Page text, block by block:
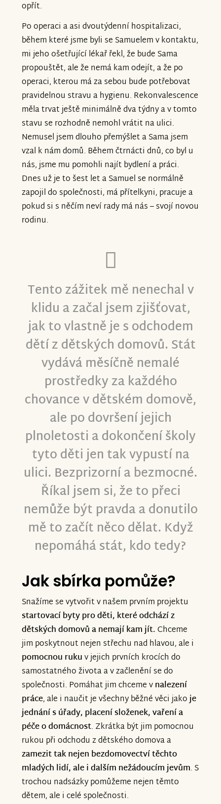
opřít.
Po operaci a asi dvoutýdenní hospitalizaci,
během které jsme byli se Samuelem v kontaktu,
mi jeho ošetřující lékař řekl, že bude Sama
propouštět, ale že nemá kam odejít, a že po
operaci, kterou má za sebou bude potřebovat
pravidelnou stravu a hygienu. Rekonvalescence
měla trvat ještě minimálně dva týdny a v tomto
stavu se rozhodně nemohl vrátit na ulici.
Nemusel jsem dlouho přemýšlet a Sama jsem
vzal k nám domů. Během čtrnácti dnů, co byl u
nás, jsme mu pomohli najít bydlení a práci.
Dnes už je to šest let a Samuel se normálně
zapojil do společnosti, má přítelkyni, pracuje a
pokud si s něčím neví rady má nás – svojí novou
rodinu.
Tento zážitek mě nenechal v
klidu azačal jsem zjišťovat,
jak to vlastně je s odchodem
dětí z dětských domovů. Stát
vydává měsíčně nemalé
prostředky za každého
chovance v dětském domově,
ale po dovršení jejich
plnoletosti a dokončení školy
tyto děti jen tak vypustí na
ulici. Bezprizorní a bezmocné.
Říkal jsem si, že to přeci
nemůže být pravda a donutilo
mě to začít něco dělat. Když
nepomáhá stát, kdo tedy?
Jak sbírka pomůže?
Snažíme se vytvořit v našem prvním projektu
startovací byty pro děti, které odchází z
dětských domovů a nemají kam jít. Chceme
jim poskytnout nejen střechu nad hlavou, ale i
pomocnou rukuv jejich prvních krocích do
samostatného života a v začlenění se do
společnosti. Pomáhat jim chceme vnalezení
práce, ale i naučit je všechny běžné věci jakoje
jednání s úřady, placení složenek, vaření a
péče o domácnost. Zkrátka být jim pomocnou
rukou při odchodu z dětského domova a
zamezit tak nejen bezdomovectví těchto
mladých lidí, ale i dalším nežádoucím jevům. S
trochou nadsázky pomůžeme nejen těmto
dětem, ale i celé společnosti.